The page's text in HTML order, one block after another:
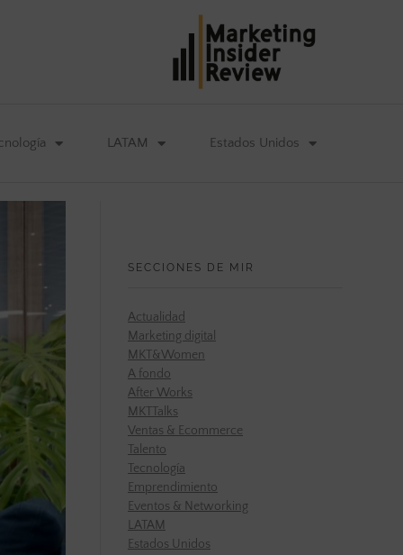
LATAM Estados Unidos
SECCIONES DE MIR
Actualidad
Marketing digital
MKT&Women
A fondo
After Works
MKTTalks
Ventas & Ecommerce
Talento
Tecnología
Emprendimiento
Eventos & Networking
LATAM
Estados Unidos